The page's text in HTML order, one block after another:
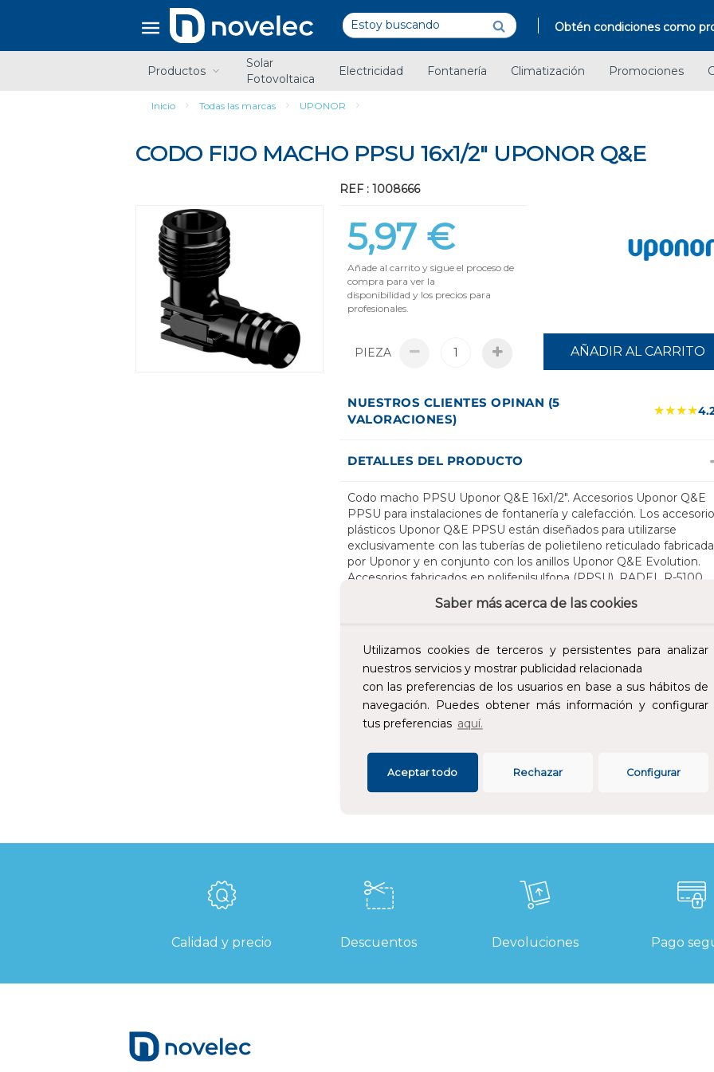
Saber más acerca de las cookies
Utilizamos cookies de terceros y persistentes para analizar
nuestros servicios y mostrar publicidad relacionada
con las preferencias de los usuarios en base a sus hábitos de
navegación. Puedes obtener más información y configurar
tus preferencias aquí.
Configurar
Rechazar
Aceptar todo
de
Obtén condiciones como
Productos
Solar
Fotovoltaica
Electricidad Fontanería Climatización Promociones
Inicio Todas las marcas UPONOR
CODO FIJO MACHO PPSU 16x1/2" UPONOR Q&E
REF : 1008666
5,97 €
Añade al carrito y sigue el proceso de
compra para ver la
disponibilidad y los precios para
profesionales.
PIEZA AÑADIR AL CARRITO
NUESTROS CLIENTES OPINAN (5
VALORACIONES)
★★★★
DETALLES DEL PRODUCTO
Codo macho PPSU Uponor Q&E 16x1/2". Accesorios Uponor Q&E
PPSU para instalaciones de fontanería y calefacción. Los
plásticos Uponor Q&E PPSU están diseñados para utilizarse
exclusivamente con las tuberías de polietileno reticulado
por Uponor y en conjunto con los anillos Uponor Q&E Evolution.
Accesorios fabricados en polifenilsulfona (PPSU), RADEL R-5100
NT15. Los accesorios Uponor Q&E PPSU son aptos para su
instalación en conjunto con las tuberías de polietileno reticulado
anillos Uponor Q&E Evolution en instalaciones de fontanería,
calefacción por radiadores y sistemas de climatización radiantes. El
sistema Uponor Quick&Easy, y los accesorios como parte de dicho
sistema, cumple con la norma UNE EN ISO 15875 y está certificado
por AENOR.
ESPECIFICACIONES
Calidad y precio Descuentos Devoluciones Pago